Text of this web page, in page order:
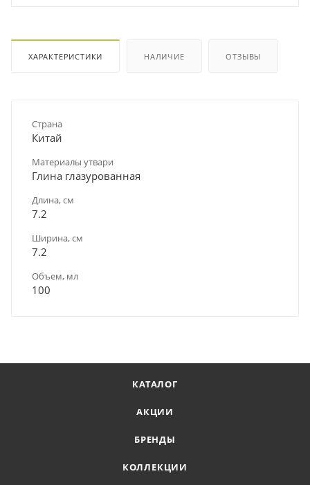
ХАРАКТЕРИСТИКИ НАЛИЧИЕ ОТЗЫВЫ
Страна
Китай
Материалы утвари
Глина глазурованная
Длина, см
7.2
Ширина, см
7.2
Объем, мл
100
КАТАЛОГ
АКЦИИ
БРЕНДЫ
КОЛЛЕКЦИИ